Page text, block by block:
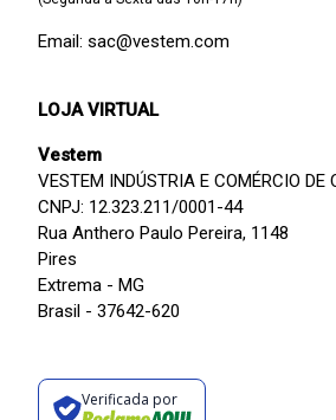
Email: sac@vestem.com
LOJA VIRTUAL
Vestem
VESTEM INDÚSTRIA E COMÉRCIO DE
CNPJ: 12.323.211/0001-44
Rua Anthero Paulo Pereira, 1148
Pires
Extrema - MG
Brasil - 37642-620
Verificada por